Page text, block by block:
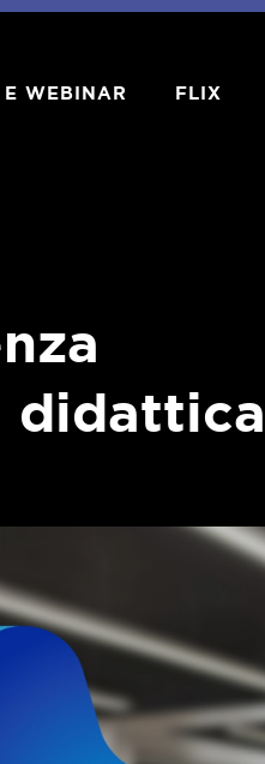
E WEBINAR FLIX